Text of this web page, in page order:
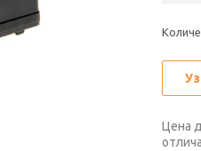
Цена